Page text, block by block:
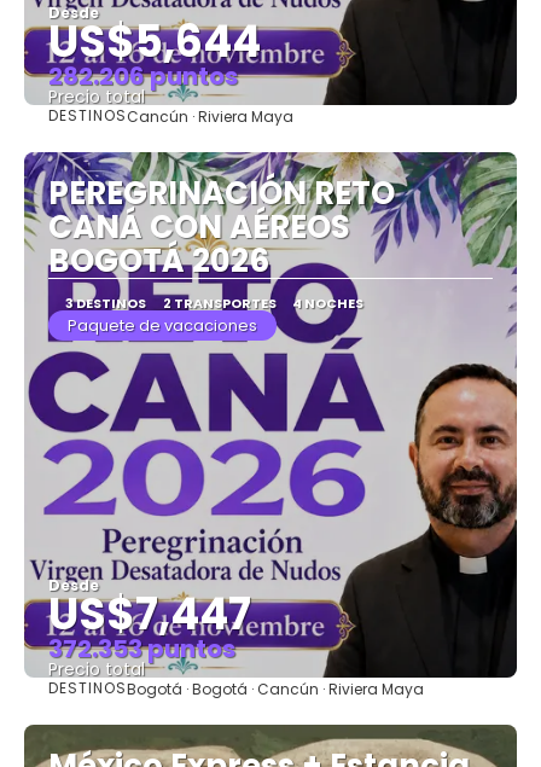
Desde
US$5,644
282.206 puntos
Precio total
Ver
DESTINOSCancún · Riviera Maya
PEREGRINACIÓN RETO
CANÁ CON AÉREOS
BOGOTÁ 2026
3 DESTINOS 2 TRANSPORTES 4 NOCHES
Paquete de vacaciones
Desde
US$7,447
372.353 puntos
Precio total
Ver
DESTINOSBogotá · Bogotá · Cancún · Riviera Maya